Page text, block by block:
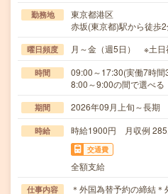
勤務地
東京都港区
赤坂(東京都)駅から徒歩
曜日頻度 月～金（週5日） ※土日
時間
09:00～17:30(実働7時
8:00～9:00の間で選べ
期間 2026年09月上旬～長期
時給 時給1900円 月収例
交通費
全額支給
仕事内容 ＊外国為替予約の締結